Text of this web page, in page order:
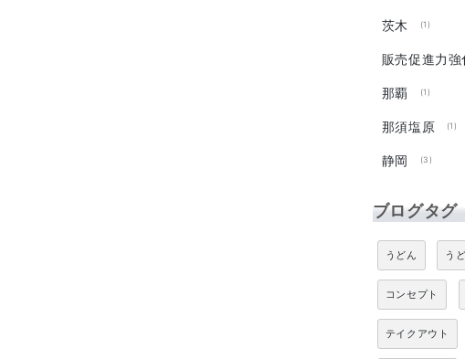
茨木 (1)
販売促進力強
那覇 (1)
那須塩原 (1)
静岡 (3)
ブログタグ
うどん う
コンセプト
テイクアウト